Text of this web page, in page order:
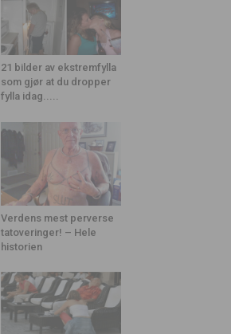
21 bilder av ekstremfylla
som gjør at du dropper
fylla idag.....
Verdens mest perverse
tatoveringer! – Hele
historien